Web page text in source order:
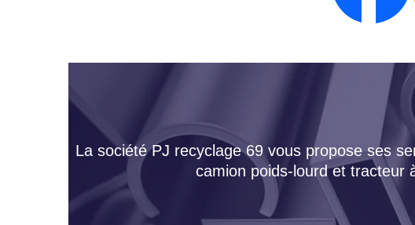
La société PJ recyclage 69 vous propose ses
camion poids-lourd et tracteur